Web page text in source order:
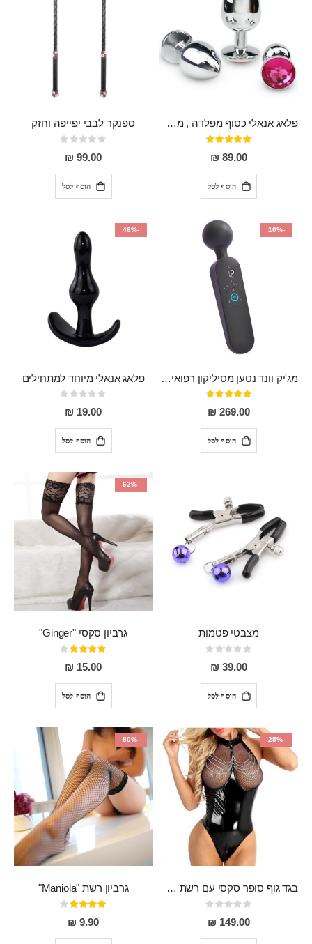
פלאג אנאלי כסוף מפלדה , מתאים ללבישה מתחת לבגדים, בגודל 7.3 על 2.8 ס"מ
דירוג:
97%
89.00 ₪
הוסף לסל
ספנקר לבבי יפייפה וחזק
Rating:
0%
99.00 ₪
הוסף לסל
-10%
מג'יק וונד נטען מסיליקון רפואי חזק בעל 12 מצבי רטט ו6 מהירויות שונות ROMI
דירוג:
93%
269.00 ₪
הוסף לסל
-46%
פלאג אנאלי מיוחד למתחילים
Rating:
0%
19.00 ₪
הוסף לסל
מצבטי פטמות
Rating:
0%
39.00 ₪
הוסף לסל
-62%
גרביון סקסי "Ginger"
דירוג:
80%
15.00 ₪
הוסף לסל
-25%
בגד גוף סופר סקסי עם רשת שקופה בחזה ושרשרות מלמעלה וריצרץ מלמטה Pan במפשעה
Rating:
0%
149.00 ₪
-80%
גרביון רשת "Maniola"
דירוג:
80%
9.90 ₪